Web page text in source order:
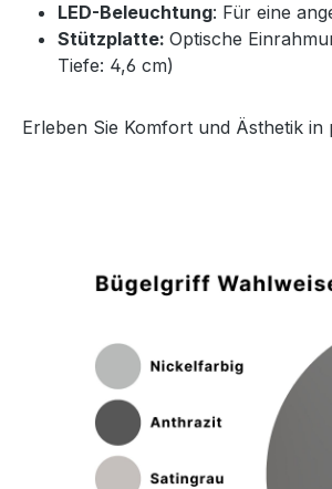
LED-Beleuchtung: Für eine
Stützplatte: Optische
Tiefe: 4,6 cm)
Erleben Sie Komfort und Ästhetik